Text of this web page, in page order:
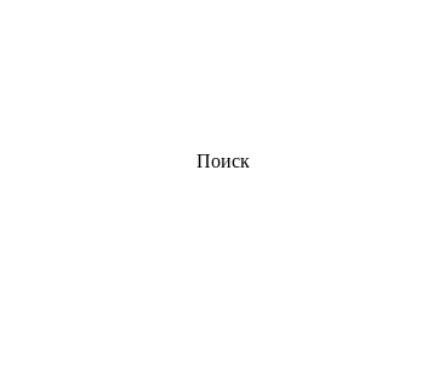
Поиск